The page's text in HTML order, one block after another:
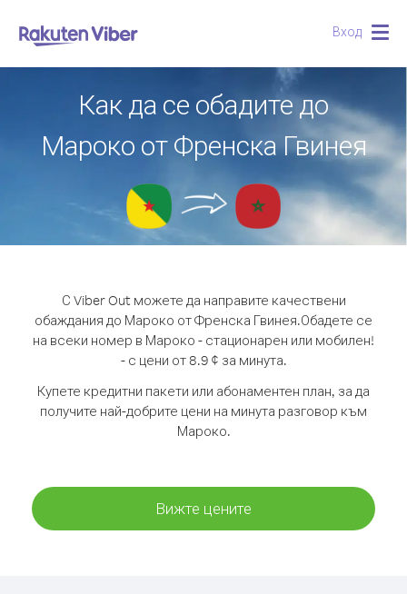
Вход
Как да се обадите до
Мароко от Френска Гвинея
С Viber Out можете да направите качествени
обаждания до Мароко от Френска Гвинея.Обадете се
на всеки номер в Мароко - стационарен или мобилен!
- с цени от 8.9 ¢ за минута.
Купете кредитни пакети или абонаментен план, за да
получите най-добрите цени на минута разговор към
Мароко.
Вижте цените